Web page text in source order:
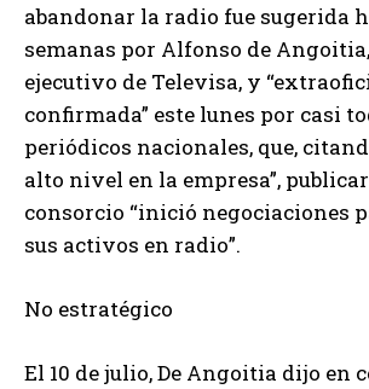
abandonar la radio fue sugerida
semanas por Alfonso de
ejecutivo de Televisa, y
confirmada” este lunes por casi
periódicos nacionales, que,
alto nivel en la empresa”,
consorcio “inició negociaciones
sus activos en radio”.
No estratégico
El 10 de julio, De Angoitia dijo en